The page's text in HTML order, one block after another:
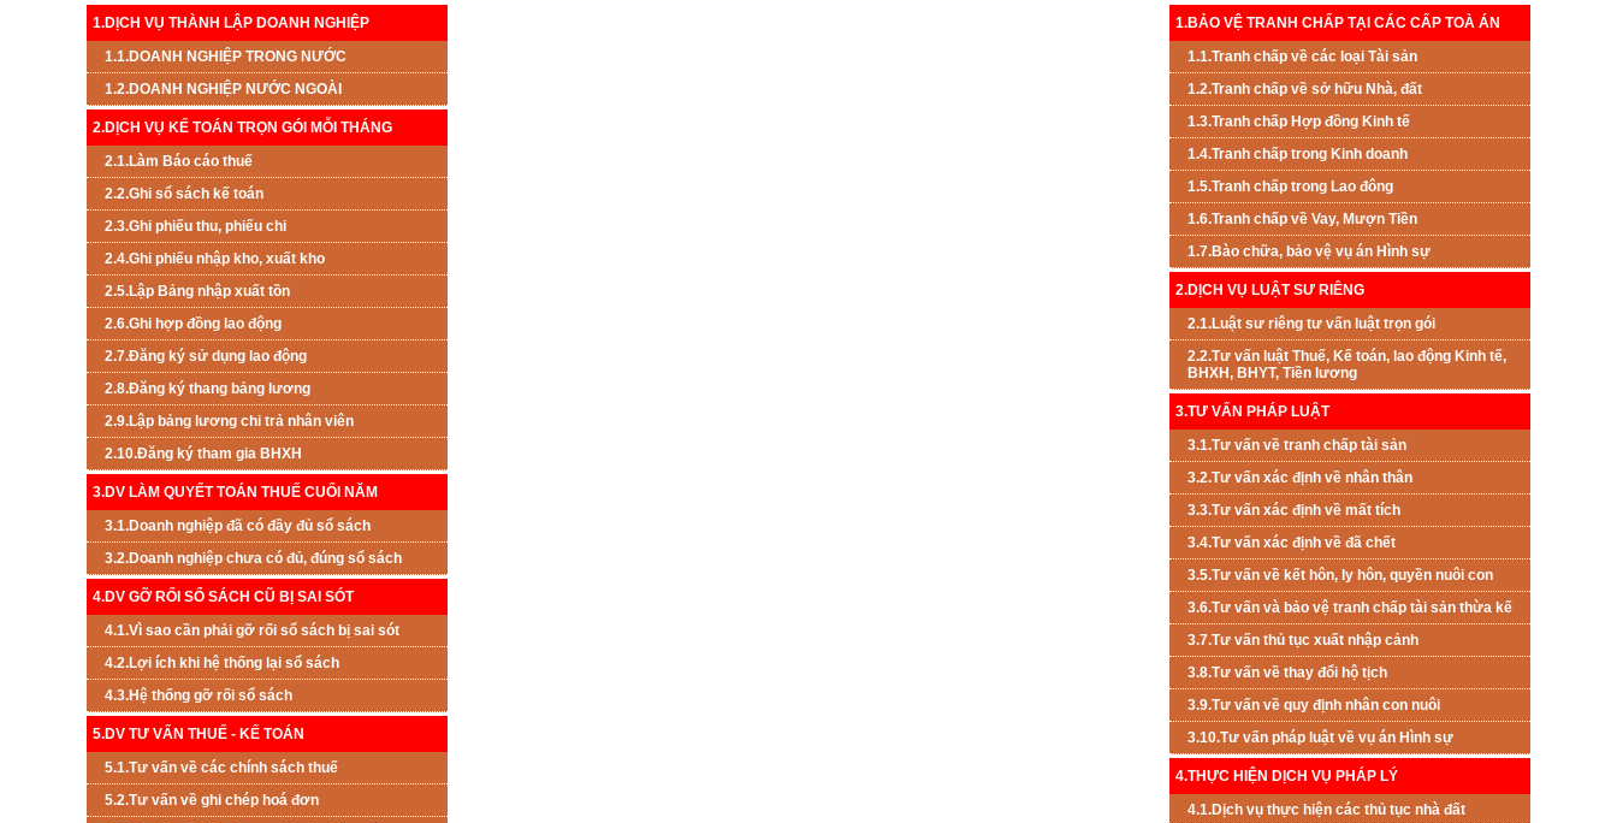
1.DỊCH VỤ THÀNH LẬP DOANH NGHIỆP
1.1.DOANH NGHIỆP TRONG NƯỚC
1.2.DOANH NGHIỆP NƯỚC NGOÀI
2.DỊCH VỤ KẾ TOÁN TRỌN GÓI MỖI THÁNG
2.1.Làm Báo cáo thuế
2.2.Ghi sổ sách kế toán
2.3.Ghi phiếu thu, phiếu chi
2.4.Ghi phiếu nhập kho, xuất kho
2.5.Lập Bảng nhập xuất tồn
2.6.Ghi hợp đồng lao động
2.7.Đăng ký sử dụng lao động
2.8.Đăng ký thang bảng lương
2.9.Lập bảng lương chi trả nhân viên
2.10.Đăng ký tham gia BHXH
3.DV LÀM QUYẾT TOÁN THUẾ CUỐI NĂM
3.1.Doanh nghiệp đã có đầy đủ sổ sách
3.2.Doanh nghiệp chưa có đủ, đúng sổ sách
4.DV GỠ RỐI SỔ SÁCH CŨ BỊ SAI SÓT
4.1.Vì sao cần phải gỡ rối sổ sách bị sai sót
4.2.Lợi ích khi hệ thống lại sổ sách
4.3.Hệ thống gỡ rối sổ sách
5.DV TƯ VẤN THUẾ - KẾ TOÁN
5.1.Tư vấn về các chính sách thuế
5.2.Tư vấn về ghi chép hoá đơn
1.BẢO VỆ TRANH CHẤP TẠI CÁC CẤP TOÀ ÁN
1.1.Tranh chấp về các loại Tài sản
1.2.Tranh chấp về sở hữu Nhà, đất
1.3.Tranh chấp Hợp đồng Kinh tế
1.4.Tranh chấp trong Kinh doanh
1.5.Tranh chấp trong Lao đông
1.6.Tranh chấp về Vay, Mượn Tiền
1.7.Bào chữa, bảo vệ vụ án Hình sự
2.DỊCH VỤ LUẬT SƯ RIÊNG
2.1.Luật sư riêng tư vấn luật trọn gói
2.2.Tư vấn luật Thuế, Kế toán, lao động Kinh tế,
BHXH, BHYT, Tiền lương
3.TƯ VẤN PHÁP LUẬT
3.1.Tư vấn về tranh chấp tài sản
3.2.Tư vấn xác định về nhân thân
3.3.Tư vấn xác định về mất tích
3.4.Tư vấn xác định về đã chết
3.5.Tư vấn về kết hôn, ly hôn, quyền nuôi con
3.6.Tư vấn và bảo vệ tranh chấp tài sản thừa kế
3.7.Tư vấn thủ tục xuất nhập cảnh
3.8.Tư vấn về thay đổi hộ tịch
3.9.Tư vấn về quy định nhân con nuôi
3.10.Tư vấn pháp luật về vụ án Hình sự
4.THỰC HIỆN DỊCH VỤ PHÁP LÝ
4.1.Dịch vụ thực hiện các thủ tục nhà đất